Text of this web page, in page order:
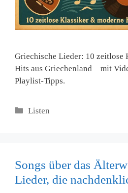
Griechische Lieder: 10 zeitlose
Hits aus Griechenland – mit
Playlist-Tipps.
Kategorien
Listen
Songs über das
Lieder, die